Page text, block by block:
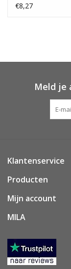
€8,27
Meld je
Klantenservice
Producten
Mijn account
MILA